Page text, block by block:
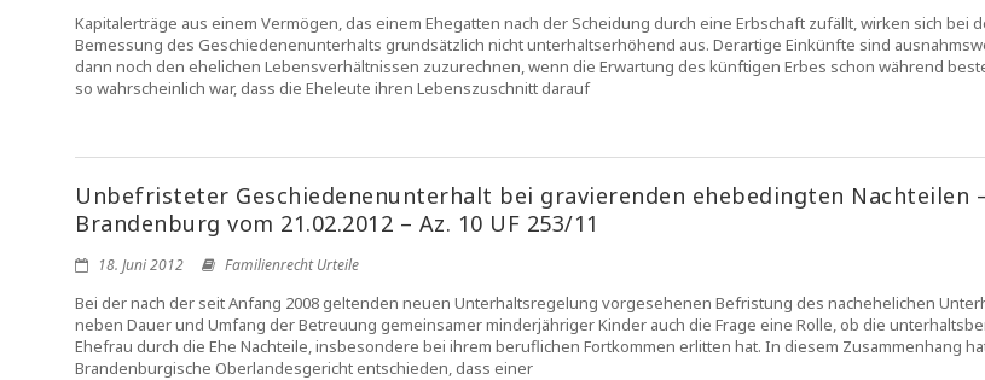
Kapitalerträge aus einem Vermögen, das einem Ehegatten nach der Scheidung durch eine Erbschaft zufällt, wirken sich bei
Bemessung des Geschiedenenunterhalts grundsätzlich nicht unterhaltserhöhend aus. Derartige Einkünfte sind
dann noch den ehelichen Lebensverhältnissen zuzurechnen, wenn die Erwartung des künftigen Erbes schon während
so wahrscheinlich war, dass die Eheleute ihren Lebenszuschnitt darauf
Unbefristeter Geschiedenenunterhalt bei gravierenden ehebedingten Nachteilen
Brandenburg vom 21.02.2012 – Az. 10 UF 253/11
18. Juni 2012 Familienrecht Urteile
Bei der nach der seit Anfang 2008 geltenden neuen Unterhaltsregelung vorgesehenen Befristung des nachehelichen
neben Dauer und Umfang der Betreuung gemeinsamer minderjähriger Kinder auch die Frage eine Rolle, ob die
Ehefrau durch die Ehe Nachteile, insbesondere bei ihrem beruflichen Fortkommen erlitten hat. In diesem Zusammenhang
Brandenburgische Oberlandesgericht entschieden, dass einer